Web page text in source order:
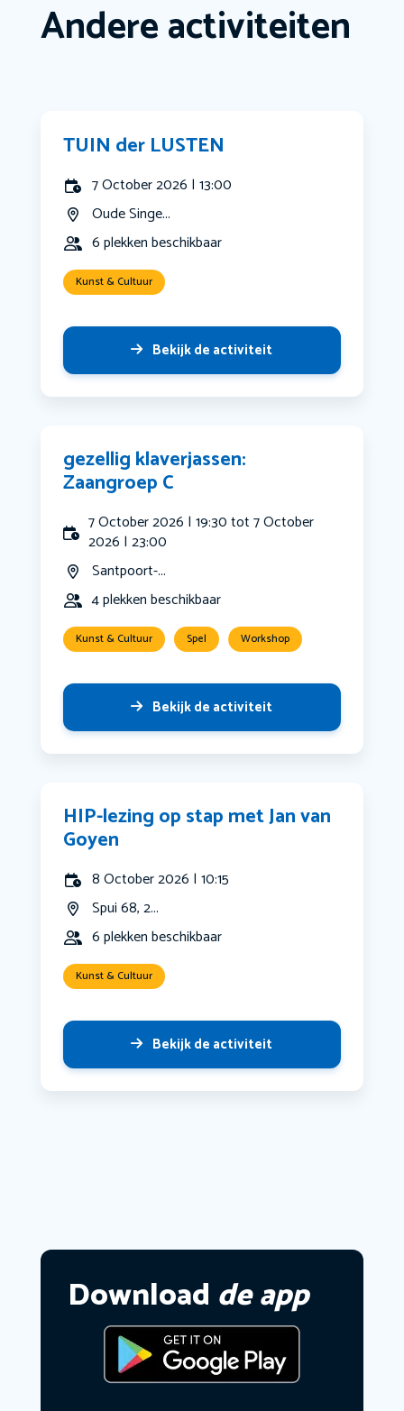
Andere activiteiten
TUIN der LUSTEN
7 October 2026 | 13:00
Oude Singe...
6 plekken beschikbaar
Kunst & Cultuur
Bekijk de activiteit
gezellig klaverjassen:
Zaangroep C
7 October 2026 | 19:30 tot 7 October
2026 | 23:00
Santpoort-...
4 plekken beschikbaar
Kunst & Cultuur Spel Workshop
Bekijk de activiteit
HIP-lezing op stap met Jan van
Goyen
8 October 2026 | 10:15
Spui 68, 2...
6 plekken beschikbaar
Kunst & Cultuur
Bekijk de activiteit
Download de app